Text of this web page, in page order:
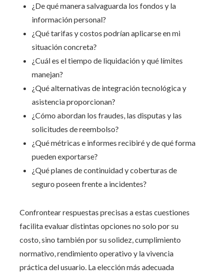
¿De qué manera salvaguarda los fondos y la
información personal?
¿Qué tarifas y costos podrían aplicarse en mi
situación concreta?
¿Cuál es el tiempo de liquidación y qué límites
manejan?
¿Qué alternativas de integración tecnológica y
asistencia proporcionan?
¿Cómo abordan los fraudes, las disputas y las
solicitudes de reembolso?
¿Qué métricas e informes recibiré y de qué forma
pueden exportarse?
¿Qué planes de continuidad y coberturas de
seguro poseen frente a incidentes?
Confrontear respuestas precisas a estas cuestiones
facilita evaluar distintas opciones no solo por su
costo, sino también por su solidez, cumplimiento
normativo, rendimiento operativo y la vivencia
práctica del usuario. La elección más adecuada